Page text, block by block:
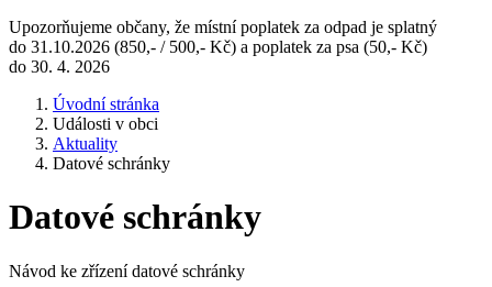
Upozorňujeme občany, že místní poplatek za odpad je splatný
do 31.10.2026 (850,- / 500,- Kč) a poplatek za psa (50,- Kč)
do 30. 4. 2026
Úvodní stránka
Události v obci
Aktuality
Datové schránky
Datové schránky
Návod ke zřízení datové schránky